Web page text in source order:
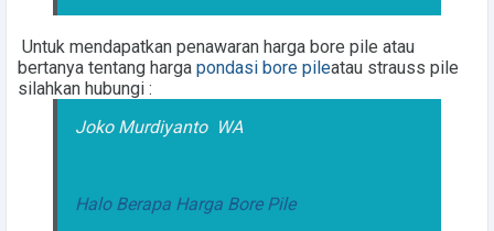
Untuk mendapatkan penawaran harga bore pile atau
bertanya tentang harga pondasi bore pileatau strauss pile
silahkan hubungi :
Joko Murdiyanto WA
Halo Berapa Harga Bore Pile